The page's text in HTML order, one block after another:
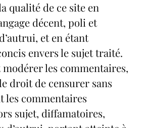
qualité de ce site en
décent, poli et
et en étant
envers le sujet traité.
modérer les commentaires,
droit de censurer sans
les commentaires
sujet, diffamatoires,